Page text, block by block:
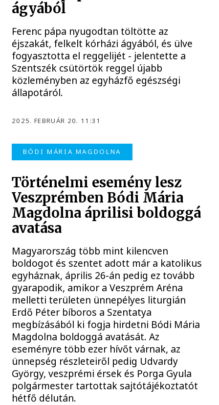
ágyából
Ferenc pápa nyugodtan töltötte az
éjszakát, felkelt kórházi ágyából, és ülve
fogyasztotta el reggelijét - jelentette a
Szentszék csütörtök reggel újabb
közleményben az egyházfő egészségi
állapotáról.
2025. FEBRUÁR 20. 11:31
BÓDI MÁRIA MAGDOLNA
Történelmi esemény lesz
Veszprémben Bódi Mária
Magdolna áprilisi boldoggá
avatása
Magyarország több mint kilencven
boldogot és szentet adott már a katolikus
egyháznak, április 26-án pedig ez tovább
gyarapodik, amikor a Veszprém Aréna
melletti területen ünnepélyes liturgián
Erdő Péter bíboros a Szentatya
megbízásából ki fogja hirdetni Bódi Mária
Magdolna boldoggá avatását. Az
eseményre több ezer hívőt várnak, az
ünnepség részleteiről pedig Udvardy
György, veszprémi érsek és Porga Gyula
polgármester tartottak sajtótájékoztatót
hétfő délután.